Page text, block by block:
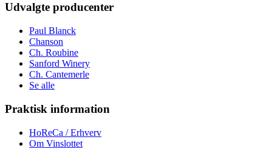
Udvalgte producenter
Paul Blanck
Chanson
Ch. Roubine
Sanford Winery
Ch. Cantemerle
Se alle
Praktisk information
HoReCa / Erhverv
Om Vinslottet